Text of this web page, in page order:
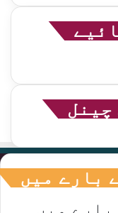
چینل
بارے میں